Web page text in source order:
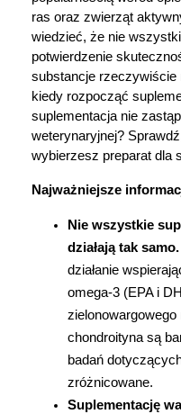
Zabawki
Sprzęt medyczny
Motoryzacja
Grupy produktowe
ras oraz zwierząt
wiedzieć, że nie
potwierdzenie
substancje rzeczywiście
kiedy rozpocząć
suplementacja nie
weterynaryjnej?
wybierzesz preparat dla
Najważniejsze
Nie wszystkie
działają tak samo.
działanie
omega-3 (EPA i
zielonowargowego
chondroityna są
badań
zróżnicowane.
Suplementację